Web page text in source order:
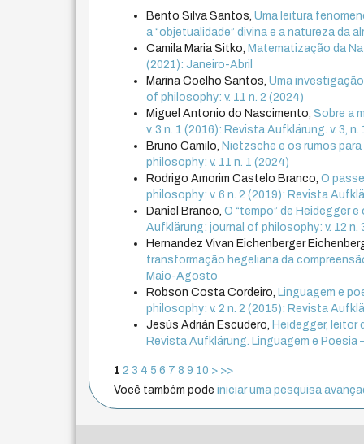
Bento Silva Santos,Uma leitura
a “objetualidade” divina e a natureza da
Camila Maria Sitko, Matematização da
(2021): Janeiro-Abril
Marina Coelho Santos,Uma
of philosophy: v. 11 n. 2 (2024)
Miguel Antonio do Nascimento,Sobre a
v. 3 n. 1 (2016): Revista Aufklärung. v. 3,
Bruno Camilo, Nietzsche e os rumos
philosophy: v. 11 n. 1 (2024)
Rodrigo Amorim Castelo Branco,O
philosophy: v. 6 n. 2 (2019): Revista
Daniel Branco,O “tempo” de Heidegger
Aufklärung: journal of philosophy: v. 12 n.
Hernandez Vivan Eichenberger
transformação hegeliana da
Maio-Agosto
Robson Costa Cordeiro, Linguagem e
philosophy: v. 2 n. 2 (2015): Revista
Jesús Adrián Escudero, Heidegger,
Revista Aufklärung. Linguagem e Poesia
1 2 3 4 5 6 7 8 9 10 > >>
Você também podeiniciar uma pesquisa